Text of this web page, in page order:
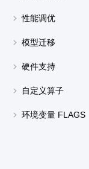
性能调优
模型迁移
硬件支持
自定义算子
环境变量 FLAGS